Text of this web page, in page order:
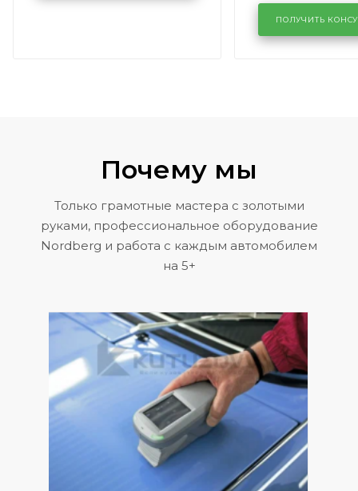
KUTUZOVV
районе
Volkswagen
ПОЛУЧИТЬ
Почему мы
Только грамотные мастера с золотыми
руками, профессиональное оборудование
Nordberg и работа с каждым автомобилем
на 5+